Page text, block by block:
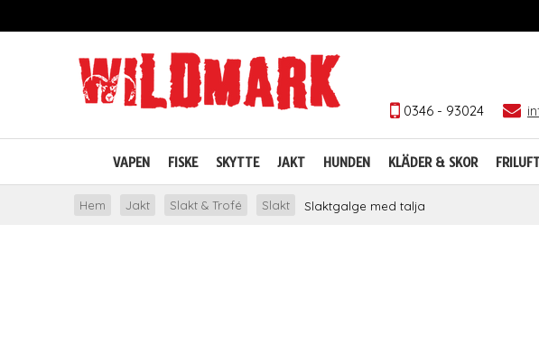
0346 - 93024
VAPEN FISKE SKYTTE JAKT HUNDEN KLÄDER & SKOR
Hem Jakt Slakt & Trofé Slakt Slaktgalge med talja